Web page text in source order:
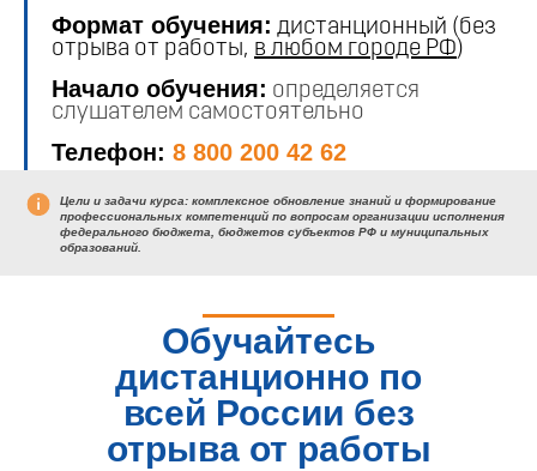
Формат обучения: дистанционный (без
отрыва от работы, в любом городе РФ)
Начало обучения: определяется
слушателем самостоятельно
Телефон: 8 800 200 42 62
Цели и задачи курса: комплексное обновление знаний и формирование
профессиональных компетенций по вопросам организации исполнения
федерального бюджета, бюджетов субъектов РФ и муниципальных
образований.
Обучайтесь
дистанционно по
всей России без
отрыва от работы